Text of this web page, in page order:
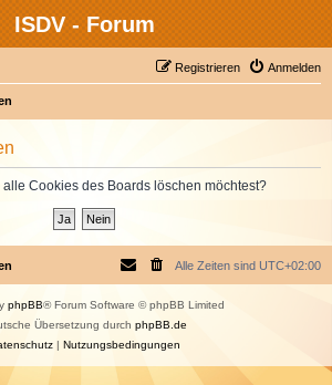
ISDV - Forum
Anmelden
Registrieren
alle Cookies des Boards löschen möchtest?
Alle Zeiten sind UTC+02:00
phpBB® Forum Software © phpBB Limited
Übersetzung durch phpBB.de
| Nutzungsbedingungen